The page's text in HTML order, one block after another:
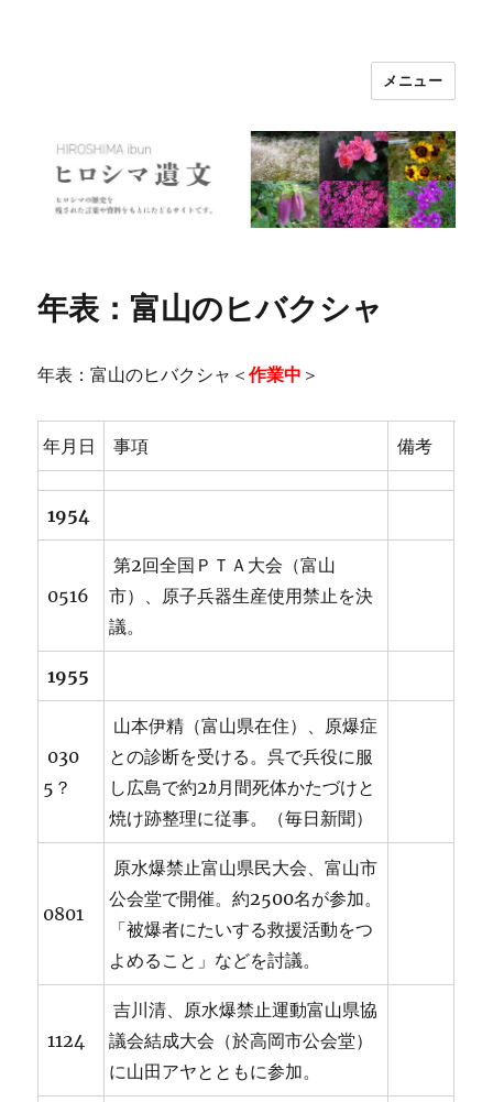
メニュー
年表：富山のヒバクシャ
年表：富山のヒバクシャ＜作業中 ＞
年月日 事項 備考
1954
0516
第2回全国ＰＴＡ大会（富山
市）、原子兵器生産使用禁止を決
議。
1955
030
5？
山本伊精（富山県在住）、原爆症
との診断を受ける。呉で兵役に服
し広島で約2ｶ月間死体かたづけと
焼け跡整理に従事。（毎日新聞）
0801
原水爆禁止富山県民大会、富山市
公会堂で開催。約2500名が参加。
「被爆者にたいする救援活動をつ
よめること」などを討議。
1124
吉川清、原水爆禁止運動富山県協
議会結成大会（於高岡市公会堂）
に山田アヤとともに参加。